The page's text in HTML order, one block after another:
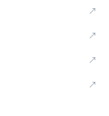
↗
↗
↗
↗